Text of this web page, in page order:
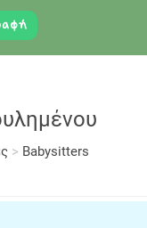
> Babysitters